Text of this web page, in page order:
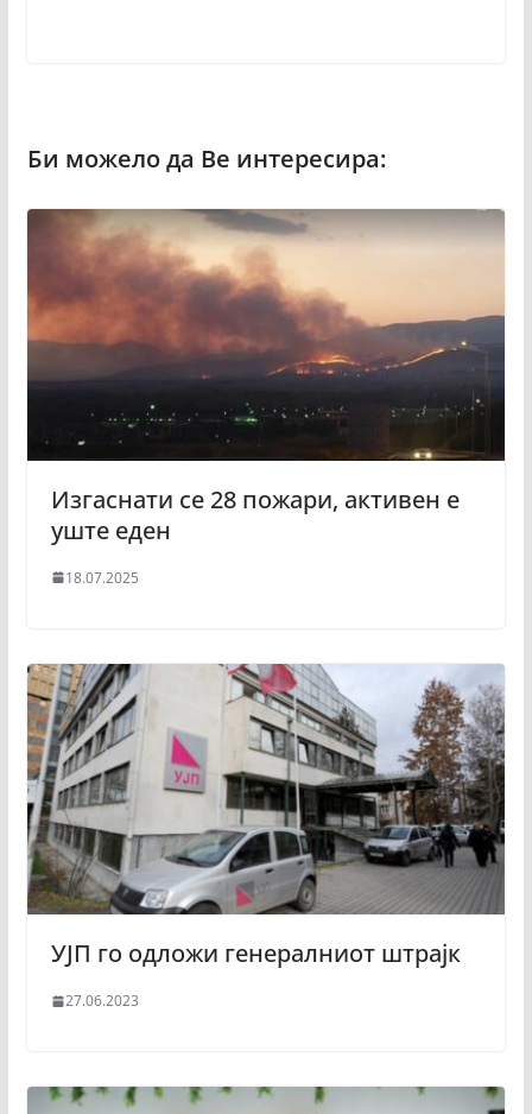
Изгаснати се 28 пожари, активен е
уште еден
18.07.2025
УЈП го одложи генералниот штрајк
27.06.2023